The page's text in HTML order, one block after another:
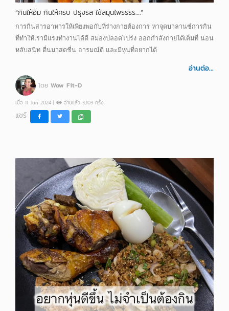
“กินให้อิ่ม กินให้ครบ ปรุงรส ใช้สมุนไพรรรร….”
การกินสารอาหารให้เพียงพอกับที่ร่างกายต้องการ หาจุดบาลานซ์การกิน
ที่ทำให้เรามีแรงทำงานได้ดี สมองปลอดโปร่ง ออกกำลังกายได้เต็มที่ นอน
หลับสนิท ตื่นมาสดชื่น อารมณ์ดี และมีหุ่นที่อยากได้
อ่านต่อ...
โดย Wow Fit-D
เมื่อ 11 Jun 2024 | อ่านแล้ว 3,103 ครั้ง
แชร์